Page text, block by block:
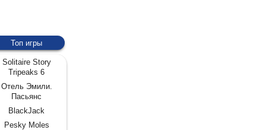
Топ игры
Solitaire Story
Tripeaks 6
Отель Эмили.
Пасьянс
BlackJack
Pesky Moles